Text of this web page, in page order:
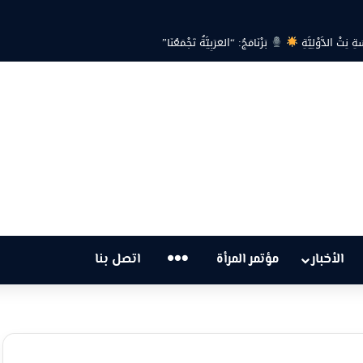
نِتْ الدَّوْلِيَّةِ بَرْنَامَجُ: “العَرَبِيَّةُ تَجْمَعُنَا”
الأخبار مؤتمر المرأة … اتصل بنا